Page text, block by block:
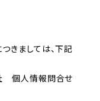
きましては、下記
個人情報問合せ